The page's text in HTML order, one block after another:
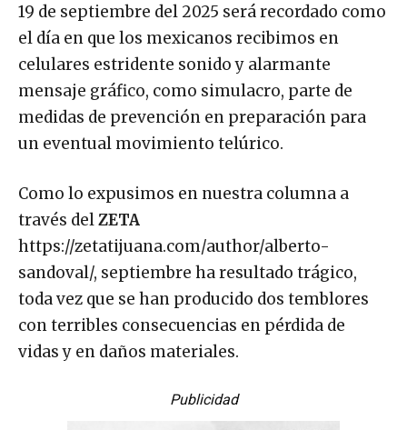
19 de septiembre del 2025 será recordado como
el día en que los mexicanos recibimos en
celulares estridente sonido y alarmante
mensaje gráfico, como simulacro, parte de
medidas de prevención en preparación para
un eventual movimiento telúrico.
Como lo expusimos en nuestra columna a
través delZETA
https://zetatijuana.com/author/alberto-
sandoval/, septiembre ha resultado trágico,
toda vez que se han producido dos temblores
con terribles consecuencias en pérdida de
vidas y en daños materiales.
Publicidad